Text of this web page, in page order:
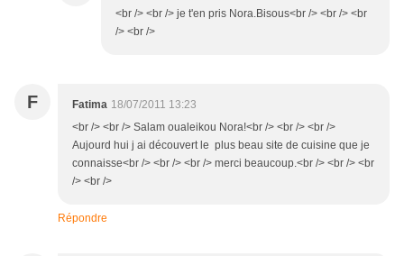
<br /> <br /> je t'en pris Nora.Bisous<br /> <br /> <br
/> <br />
F Fatima 18/07/2011 13:23
<br /> <br /> Salam oualeikou Nora!<br /> <br /> <br />
Aujourd hui j ai découvert le plus beau site de cuisine que je
connaisse<br /> <br /> <br /> merci beaucoup.<br /> <br /> <br
/> <br />
Répondre